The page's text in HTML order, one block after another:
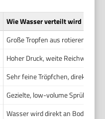
Wie Wasser verteilt wird
Große Tropfen aus rotierenden
Hoher Druck, weite Reichweite,
Sehr feine Tröpfchen, direkter
Gezielte, low-volume Sprühung
Wasser wird direkt an Boden/